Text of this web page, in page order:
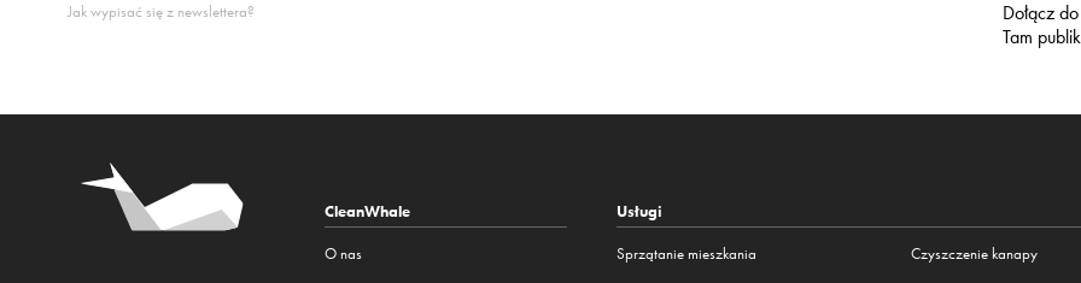
Jak wypisać się z newslettera?
Dołącz
Tam
CleanWhale
O nas
Usługi
Sprzątanie mieszkania Czyszczenie kanapy